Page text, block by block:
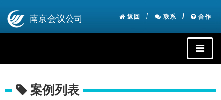
南京会议公司 返回 联系 合作
案例列表